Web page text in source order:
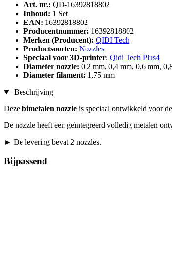
Art. nr.: QD-16392818802
Inhoud: 1 Set
EAN: 16392818802
Producentnummer: 16392818802
Merken (Producent): QIDI Tech
Productsoorten: Nozzles
Speciaal voor 3D-printer: Qidi Tech Plus4
Diameter nozzle: 0,2 mm, 0,4 mm, 0,6 mm,
Diameter filament: 1,75 mm
Beschrijving
Deze bimetalen nozzle is speciaal ontwikkeld voor
De nozzle heeft een geïntegreerd volledig metalen
► De levering bevat 2 nozzles.
Bijpassend